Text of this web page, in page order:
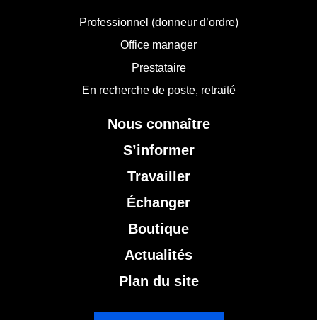
Professionnel (donneur d’ordre)
Office manager
Prestataire
En recherche de poste, retraité
Nous connaître
S’informer
Travailler
Échanger
Boutique
Actualités
Plan du site